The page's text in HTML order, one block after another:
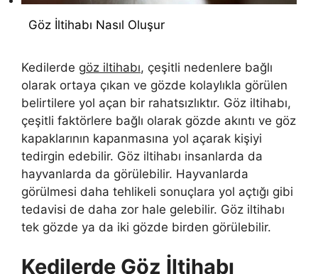
Göz İltihabı Nasıl Oluşur
Kedilerde göz iltihabı, çeşitli nedenlere bağlı
olarak ortaya çıkan ve gözde kolaylıkla görülen
belirtilere yol açan bir rahatsızlıktır. Göz iltihabı,
çeşitli faktörlere bağlı olarak gözde akıntı ve göz
kapaklarının kapanmasına yol açarak kişiyi
tedirgin edebilir. Göz iltihabı insanlarda da
hayvanlarda da görülebilir. Hayvanlarda
görülmesi daha tehlikeli sonuçlara yol açtığı gibi
tedavisi de daha zor hale gelebilir. Göz iltihabı
tek gözde ya da iki gözde birden görülebilir.
Kedilerde Göz İltihabı